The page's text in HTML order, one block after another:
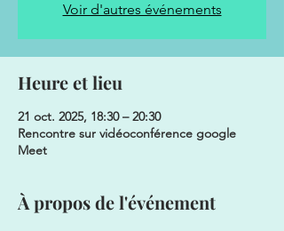
Voir d'autres événements
Heure et lieu
21 oct. 2025, 18:30 – 20:30
Rencontre sur vidéoconférence google
Meet
À propos de l'événement